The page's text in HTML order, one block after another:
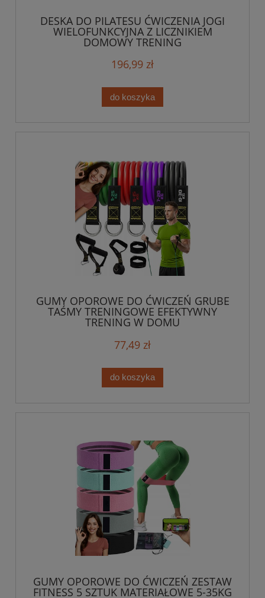
DESKA DO PILATESU ĆWICZENIA JOGI
WIELOFUNKCYJNA Z LICZNIKIEM
DOMOWY TRENING
196,99 zł
do koszyka
GUMY OPOROWE DO ĆWICZEŃ GRUBE
TAŚMY TRENINGOWE EFEKTYWNY
TRENING W DOMU
77,49 zł
do koszyka
GUMY OPOROWE DO ĆWICZEŃ ZESTAW
FITNESS 5 SZTUK MATERIAŁOWE 5-35KG